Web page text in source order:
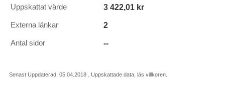
Uppskattat värde 3 422,01 kr
Externa länkar 2
Antal sidor --
Senast Uppdaterad: 05.04.2018 . Uppskattade data, läs villkoren.